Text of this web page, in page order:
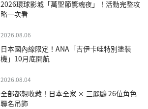
2026環球影城「萬聖節驚魂夜」！活動完整攻
略一次看
2026.08.06
日本國內線限定！ANA「吉伊卡哇特別塗裝
機」10月底開航
2026.08.04
全部都想收藏！日本全家 × 三麗鷗 26位角色
聯名吊飾